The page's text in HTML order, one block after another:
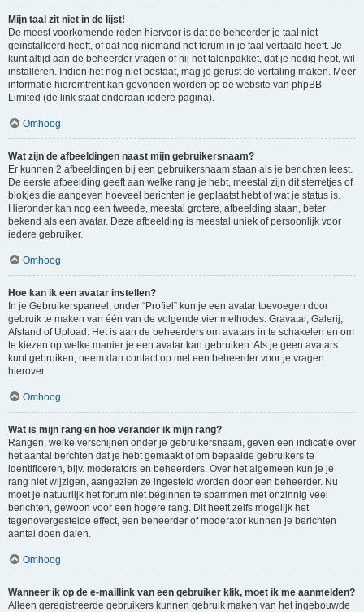
Mijn taal zit niet in de lijst!
De meest voorkomende reden hiervoor is dat de beheerder je taal niet
geïnstalleerd heeft, of dat nog niemand het forum in je taal vertaald heeft. Je
kunt altijd aan de beheerder vragen of hij het talenpakket, dat je nodig hebt, wil
installeren. Indien het nog niet bestaat, mag je gerust de vertaling maken. Meer
informatie hieromtrent kan gevonden worden op de website van phpBB
Limited (de link staat onderaan iedere pagina).
Omhoog
Wat zijn de afbeeldingen naast mijn gebruikersnaam?
Er kunnen 2 afbeeldingen bij een gebruikersnaam staan als je berichten leest.
De eerste afbeelding geeft aan welke rang je hebt, meestal zijn dit sterretjes of
blokjes die aangeven hoeveel berichten je geplaatst hebt of wat je status is.
Hieronder kan nog een tweede, meestal grotere, afbeelding staan, beter
bekend als een avatar. Deze afbeelding is meestal uniek of persoonlijk voor
iedere gebruiker.
Omhoog
Hoe kan ik een avatar instellen?
In je Gebruikerspaneel, onder “Profiel” kun je een avatar toevoegen door
gebruik te maken van één van de volgende vier methodes: Gravatar, Galerij,
Afstand of Upload. Het is aan de beheerders om avatars in te schakelen en om
te kiezen op welke manier je een avatar kan gebruiken. Als je geen avatars
kunt gebruiken, neem dan contact op met een beheerder voor je vragen
hierover.
Omhoog
Wat is mijn rang en hoe verander ik mijn rang?
Rangen, welke verschijnen onder je gebruikersnaam, geven een indicatie over
het aantal berchten dat je hebt gemaakt of om bepaalde gebruikers te
identificeren, bijv. moderators en beheerders. Over het algemeen kun je je
rang niet wijzigen, aangezien ze ingesteld worden door een beheerder. Nu
moet je natuurlijk het forum niet beginnen te spammen met onzinnig veel
berichten, gewoon voor een hogere rang. Dit heeft zelfs mogelijk het
tegenovergestelde effect, een beheerder of moderator kunnen je berichten
aantal doen dalen.
Omhoog
Wanneer ik op de e-maillink van een gebruiker klik, moet ik me aanmelden?
Alleen geregistreerde gebruikers kunnen gebruik maken van het ingebouwde